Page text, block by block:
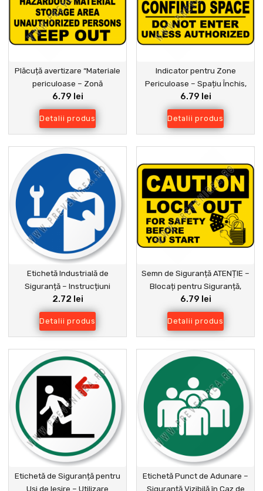
Plăcuță avertizare “Materiale
periculoase – Zonă
restricționată” | Semn de
securitate pentru hale și
depozite
6.79 lei
Detalii produs
Indicator pentru Zone
Periculoase – Spațiu Închis,
Nu Intrați
6.79 lei
Detalii produs
Etichetă Industrială de
Siguranță – Instrucțiuni
Obligatorii de Protecția Muncii
2.72 lei
Detalii produs
Semn de Siguranță ATENȚIE –
Blocați pentru Siguranță,
Protecție Maximă în Lucru
6.79 lei
Detalii produs
Etichetă de Siguranță pentru
Uși de Ieșire – Utilizare
Etichetă Punct de Adunare –
Siguranță Vizibilă în Caz de